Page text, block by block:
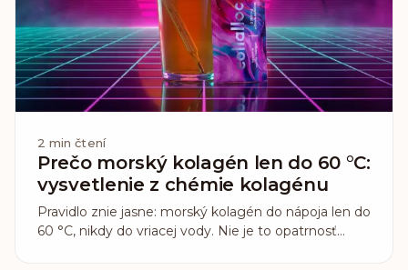
2 min čtení
Prečo morský kolagén len do 60 °C:
vysvetlenie z chémie kolagénu
Pravidlo znie jasne: morský kolagén do nápoja len do
60 °C, nikdy do vriacej vody. Nie je to opatrnosť